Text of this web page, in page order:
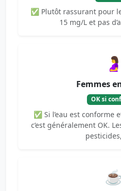
✅ Plutôt rassurant pour
15 mg/L et pas
🤰
Femmes
OK si
✅ Si l’eau est conforme
c’est généralement OK.